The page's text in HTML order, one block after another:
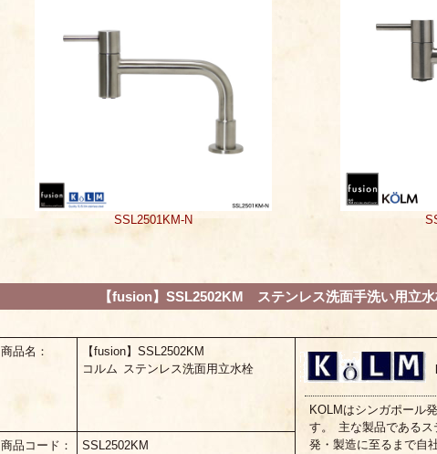
SSL2501KM-N
【fusion】SSL2502KM ステンレス洗面手洗い用立
商品名：
【fusion】SSL2502KM
コルム ステンレス洗面用立水栓
KOLMはシンガポール
す。 主な製品であるス
発・製造に至るまで自
商品コード： SSL2502KM